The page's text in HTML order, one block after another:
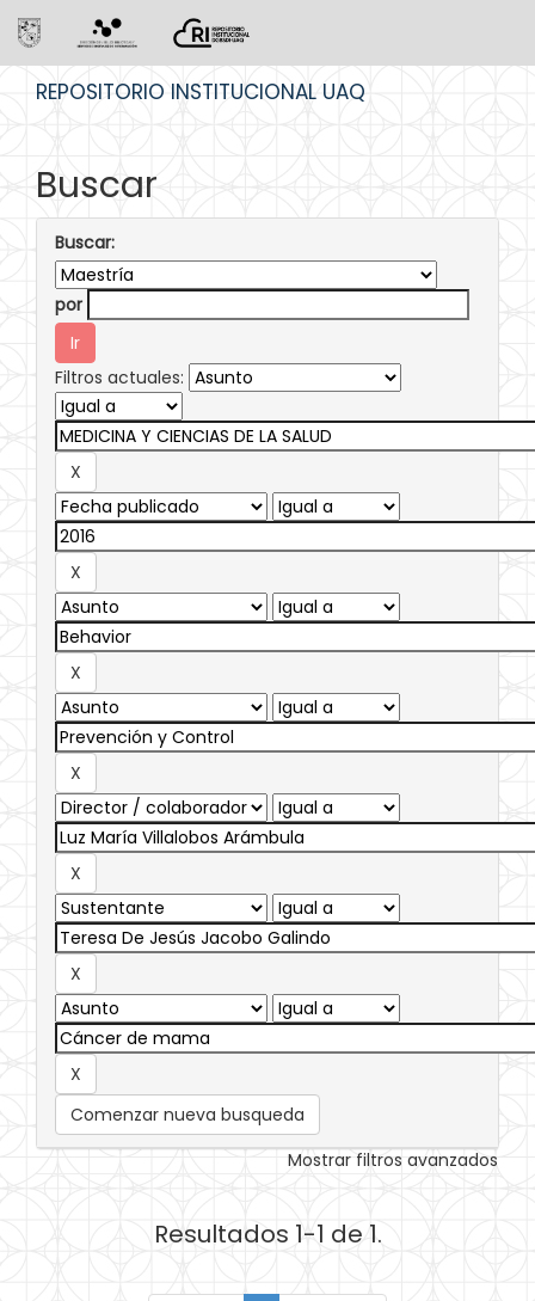
REPOSITORIO INSTITUCIONAL UAQ
Buscar
Buscar:
por
Filtros actuales:
Comenzar nueva busqueda
Mostrar filtros avanzados
Resultados 1-1 de 1.